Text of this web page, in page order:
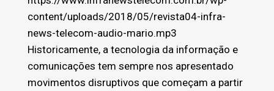
content/uploads/2018/05/revista04-infra-
news-telecom-audio-mario.mp3
Historicamente, a tecnologia da informação e
comunicações tem sempre nos apresentado
movimentos disruptivos que começam a partir